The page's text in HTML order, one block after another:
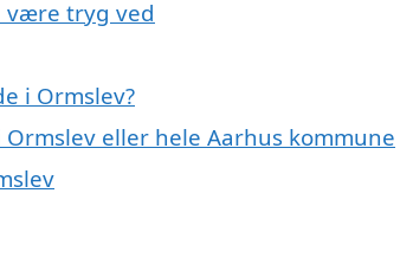
være tryg ved
i Ormslev?
eller hele Aarhus kommune